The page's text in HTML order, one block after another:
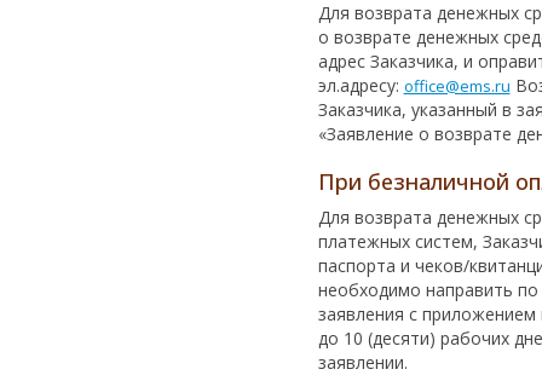
Для возврата денежных
о возврате денежных
адрес Заказчика, и
эл.адресу: office@ems.ru
Заказчика, указанный в
«Заявление о возврате
При безналичной
Для возврата денежных
платежных систем,
паспорта и чеков/
необходимо направить по
заявления с приложением
до 10 (десяти) рабочих
заявлении.